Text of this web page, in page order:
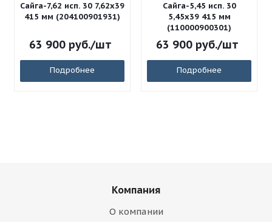
Сайга-7,62 исп. 30 7,62x39
415 мм (204100901931)
63 900руб./шт
Подробнее
Сайга-5,45 исп. 30
5,45x39 415 мм
(110000900301)
63 900руб./шт
Подробнее
Компания
О компании